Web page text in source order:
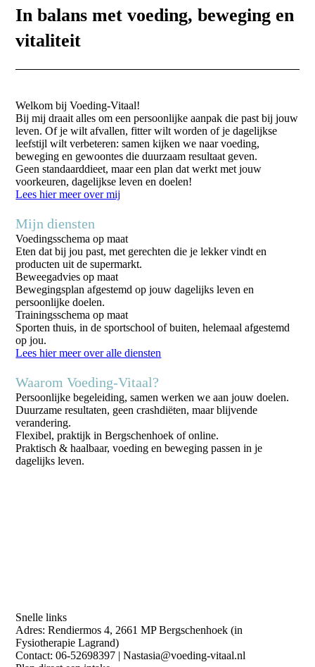
In balans met voeding, beweging en
vitaliteit
Welkom bij Voeding-Vitaal!
Bij mij draait alles om een persoonlijke aanpak die past bij jouw
leven. Of je wilt afvallen, fitter wilt worden of je dagelijkse
leefstijl wilt verbeteren: samen kijken we naar voeding,
beweging en gewoontes die duurzaam resultaat geven.
Geen standaarddieet, maar een plan dat werkt met jouw
voorkeuren, dagelijkse leven en doelen!
Lees hier meer over mij
Mijndiensten
Voedingsschema op maat
Eten dat bij jou past, met gerechten die je lekker vindt en
producten uit de supermarkt.
Beweegadvies op maat
Bewegingsplan afgestemd op jouw dagelijks leven en
persoonlijke doelen.
Trainingsschema op maat
Sporten thuis, in de sportschool of buiten, helemaal afgestemd
op jou.
Lees hier meer over alle diensten
Waarom Voeding-Vitaal?
Persoonlijke begeleiding, samen werken we aan jouw doelen.
Duurzame resultaten, geen crashdiëten, maar blijvende
verandering.
Flexibel, praktijk in Bergschenhoek of online.
Praktisch & haalbaar, voeding en beweging passen in je
dagelijks leven.
Snelle links
Adres: Rendiermos 4, 2661 MP Bergschenhoek (in
Fysiotherapie Lagrand)
Contact: 06-52698397 | Nastasia@voeding-vitaal.nl